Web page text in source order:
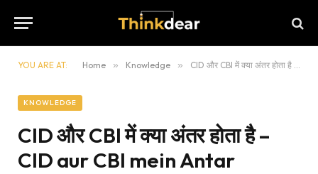
YOU ARE AT: Home » Knowledge » CID और CBI में क्या अंतर होता है – CID aur CBI mein Antar
KNOWLEDGE
CID और CBI में क्या अंतर होता है –
CID aur CBI mein Antar